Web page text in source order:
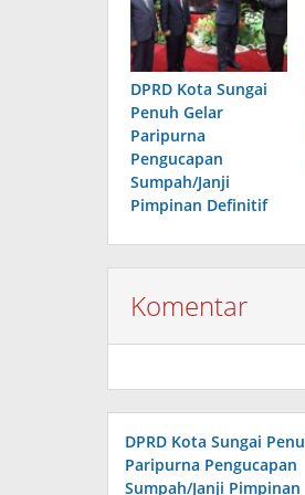
DPRD Kota Sungai
Penuh Gelar
Paripurna
Pengucapan
Sumpah/Janji
Pimpinan Definitif
Komentar
DPRD Kota Sungai
Paripurna Pengucapan
Sumpah/Janji Pimpinan